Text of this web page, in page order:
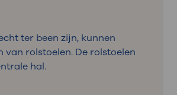
ter been zijn, kunnen
van rolstoelen. De rolstoelen
hal.